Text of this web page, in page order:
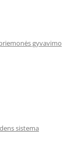
gyvavimo
sistema